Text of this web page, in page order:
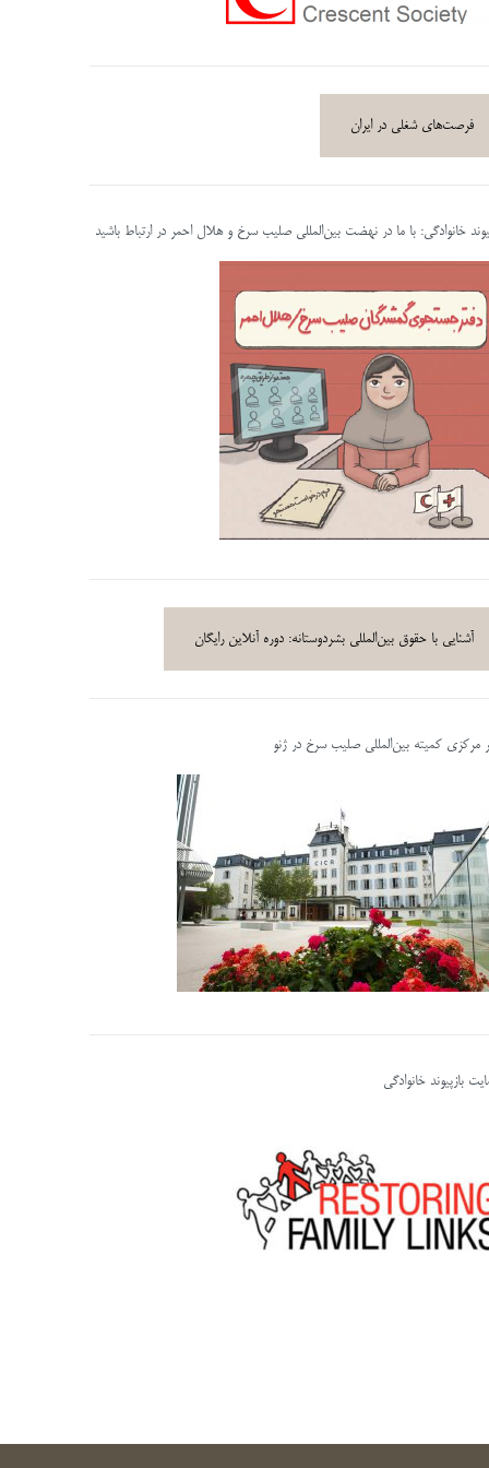
فرصت‌های شغلی در ایران
خانوادگی: با ما در نهضت بین‌المللی صلیب سرخ و هلال احمر در ارتباط باشید
آشنایی با حقوق بین‌المللی بشردوستانه: دوره آنلاین رایگان
مرکزی کمیته بین‌المللی صلیب سرخ در ژنو
بازپیوند خانوادگی